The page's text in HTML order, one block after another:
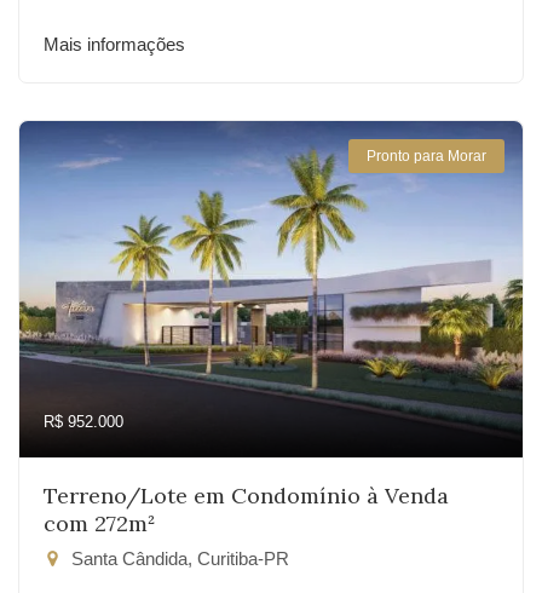
Mais informações
Pronto para Morar
R$ 952.000
Terreno/Lote em Condomínio à Venda
com 272m²
Santa Cândida, Curitiba-PR